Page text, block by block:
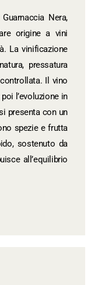
Nera,
origine a vini
La vinificazione
pressatura
Il vino
l’evoluzione in
presenta con un
spezie e frutta
sostenuto da
all’equilibrio